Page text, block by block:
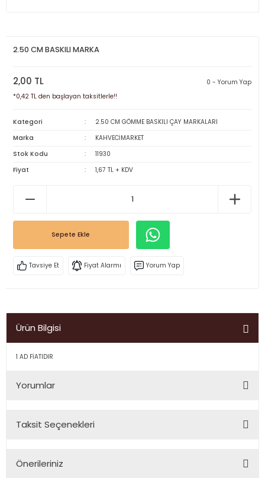
2.50 CM BASKILI MARKA
2,00 TL
0 - Yorum Yap
*0,42 TL den başlayan taksitlerle!!
Kategori
2.50 CM GÖMME BASKILI ÇAY MARKALARI
Marka
KAHVECİMARKET
Stok Kodu
11930
Fiyat
1,67 TL + KDV
Sepete Ekle
Tavsiye Et Fiyat Alarmı Yorum Yap
Ürün Bilgisi
1 AD FİATIDIR
Yorumlar
Taksit Seçenekleri
Önerileriniz